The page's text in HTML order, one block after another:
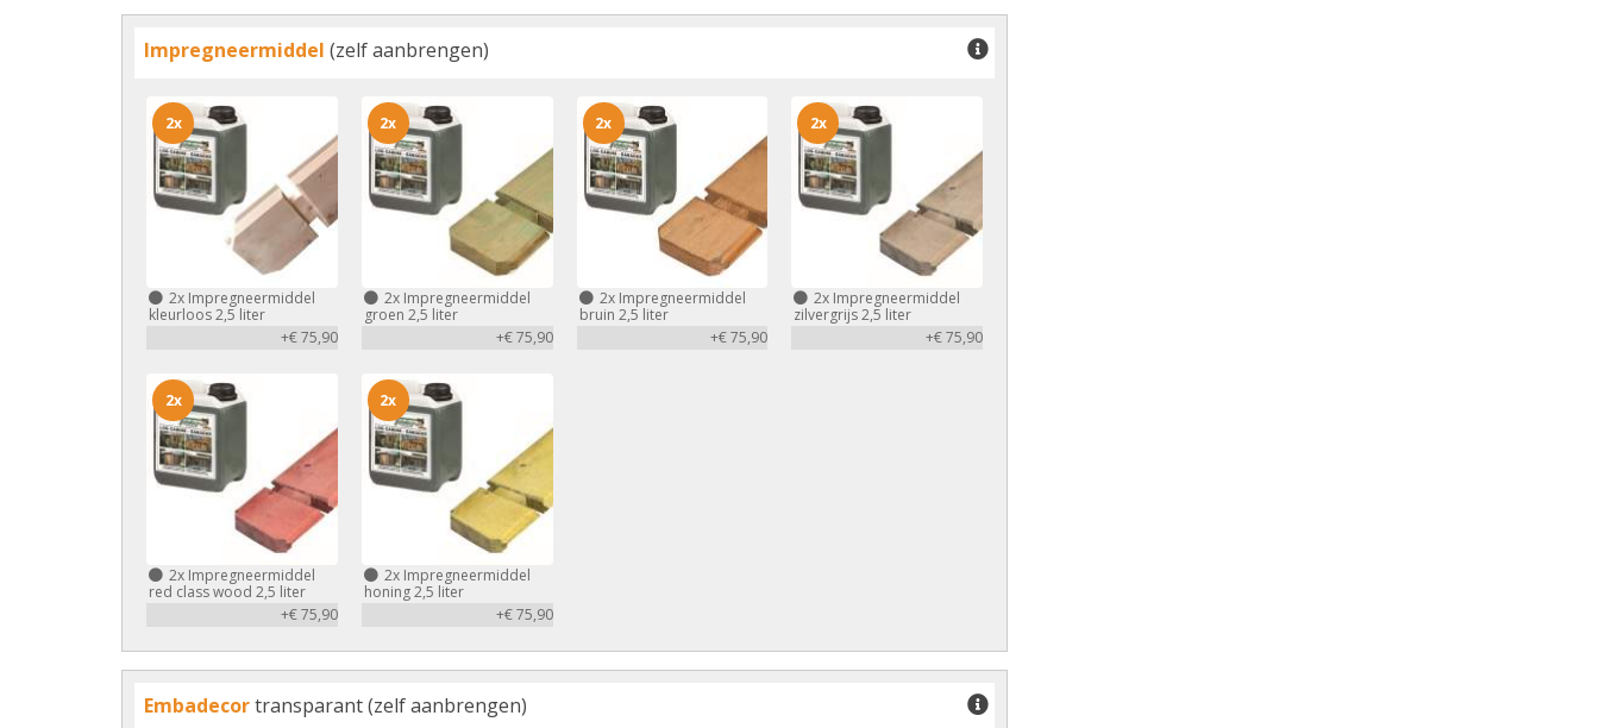
Impregneermiddel (zelf aanbrengen)
2x Impregneermiddel
kleurloos 2,5 liter
+€ 75,90
2x
2xImpregneermiddel
groen 2,5 liter
+€ 75,90
2x
2xImpregneermiddel
bruin 2,5 liter
+€ 75,90
2x
2x Impregneermiddel
zilvergrijs 2,5 liter
+€ 75,90
2x
2x Impregneermiddel
red class wood 2,5 liter
+€ 75,90
2x
2xImpregneermiddel
honing 2,5 liter
+€ 75,90
2x
Embadecortransparant (zelf aanbrengen)